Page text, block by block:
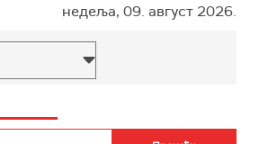
недеља, 09. август 2026.